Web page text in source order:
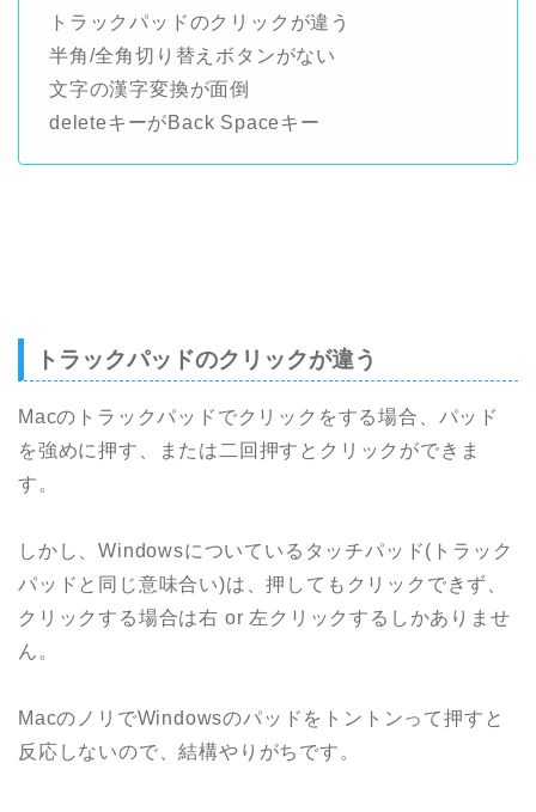
トラックパッドのクリックが違う
半角/全角切り替えボタンがない
文字の漢字変換が面倒
deleteキーがBack Spaceキー
トラックパッドのクリックが違う
Macのトラックパッドでクリックをする場合、パッド
を強めに押す、または二回押すとクリックができま
す。
しかし、Windowsについているタッチパッド(トラック
パッドと同じ意味合い)は、押してもクリックできず、
クリックする場合は右 or 左クリックするしかありませ
ん。
MacのノリでWindowsのパッドをトントンって押すと
反応しないので、結構やりがちです。